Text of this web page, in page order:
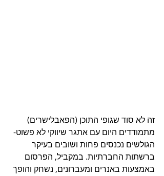
זה לא סוד שגופי התוכן (הפאבלישרים)
מתמודדים היום עם אתגר שיווקי לא פשוט-
הגולשים נכנסים פחות ושובים בעיקר
ברשתות החברתיות. במקביל, הפרסום
באמצעות באנרים ומעברונים, נשחק והופך